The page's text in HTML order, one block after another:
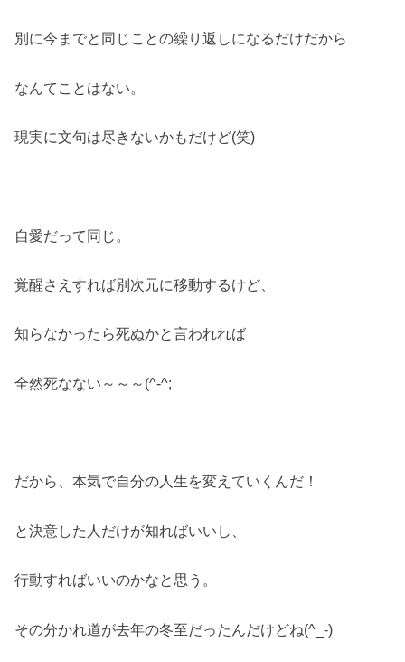
別に今までと同じことの繰り返しになるだけだから
なんてことはない。
現実に文句は尽きないかもだけど(笑)
自愛だって同じ。
覚醒さえすれば別次元に移動するけど、
知らなかったら死ぬかと言われれば
全然死なない～～～(^-^;
だから、本気で自分の人生を変えていくんだ！
と決意した人だけが知ればいいし、
行動すればいいのかなと思う。
その分かれ道が去年の冬至だったんだけどね(^_-)